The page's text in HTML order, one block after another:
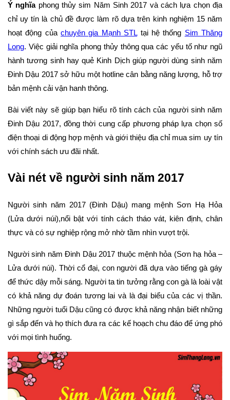
Ý nghĩaphong thủy sim Năm Sinh 2017 và cách lựa chọn địa
chỉ uy tín là chủ đề được làm rõ dựa trên kinh nghiệm 15 năm
hoạt động củachuyên gia Mạnh STLtại hệ thống Sim Thăng
Long. Việc giải nghĩa phong thủy thông qua các yếu tố như ngũ
hành tương sinh hay quẻ Kinh Dịch giúp người dùng sinh năm
Đinh Dậu 2017 sở hữu một hotline cân bằng năng lượng, hỗ trợ
bản mệnh cải vận hanh thông.
Bài viết này sẽ giúp bạn hiểu rõ tính cách của người sinh năm
Đinh Dậu 2017, đồng thời cung cấp phương pháp lựa chọn số
điện thoại di động hợp mệnh và giới thiệu địa chỉ mua sim uy tín
với chính sách ưu đãi nhất.
Vài nét về người sinh năm 2017
Người sinh năm 2017 (Đinh Dậu) mang mệnh Sơn Hạ Hỏa
(Lửa dưới núi),nổi bật với tính cách tháo vát, kiên định, chân
thực và có sự nghiệp rộng mở nhờ tầm nhìn vượt trội.
Người sinh năm Đinh Dậu 2017 thuộc mệnh hỏa (Sơn hạ hỏa –
Lửa dưới núi). Thời cổ đại, con người đã dựa vào tiếng gà gáy
để thức dậy mỗi sáng. Người ta tin tưởng rằng con gà là loài vật
có khả năng dự đoán tương lai và là đại biểu của các vị thần.
Những người tuổi Dậu cũng có được khả năng nhận biết những
gì sắp đến và họ thích đưa ra các kế hoạch chu đáo để ứng phó
với mọi tình huống.